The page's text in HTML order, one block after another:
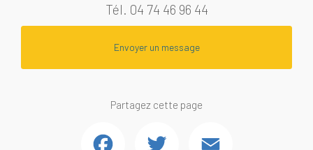
Tél. 04 74 46 96 44
Envoyer un message
Partagez cette page